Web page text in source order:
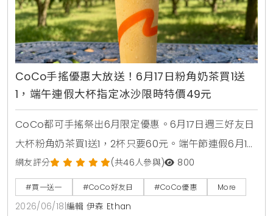
CoCo手搖優惠大放送！6月17日粉角奶茶買1送
1，端午連假大杯指定冰沙限時特價49元
CoCo都可手搖祭出6月限定優惠。6月17日週三好友日
大杯粉角奶茶買1送1，2杯只要60元。端午節連假6月19
日至6月21日加碼消暑活動，大杯芒果冰沙、雪沙椰椰
咖啡、雪沙椰椰冬瓜3款指定特調冰沙限時特價49元。
網友評分 (共46人參與) 800
#買一送一 #CoCo好友日 #CoCo優惠 More
2026/06/18 編輯 伊森 Ethan